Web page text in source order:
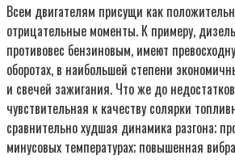
Всем двигателям присущи как
отрицательные моменты. К примеру,
противовес бензиновым, имеют
оборотах, в наибольшей степени
и свечей зажигания. Что же до
чувствительная к качеству солярки
сравнительно худшая динамика разгона;
минусовых температурах; повышенная